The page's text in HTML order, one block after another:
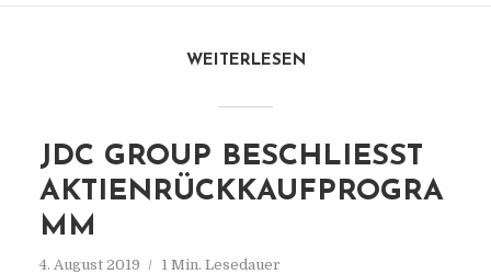
WEITERLESEN
JDC GROUP BESCHLIESST A
KTIENRÜCKKAUFPROGRAM
M
4. August 2019 1 Min. Lesedauer